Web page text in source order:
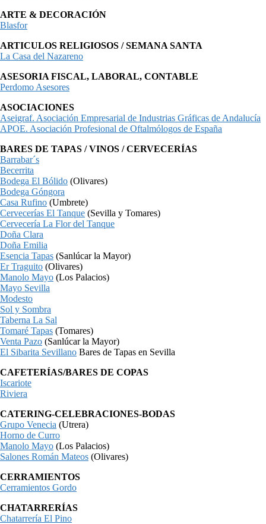
ARTE & DECORACIÓN
Blasfor
ARTICULOS RELIGIOSOS / SEMANA SANTA
La Casa del Nazareno
ASESORIA FISCAL, LABORAL, CONTABLE
Perdomo Asesores
ASOCIACIONES
Aseigraf. Asociación Empresarial de Industrias Gráficas de Andalucía
APOE. Asociación Profesional de Oftalmólogos de España
BARES DE TAPAS / VINOS / CERVECERÍAS
Barrabar´s
Becerrita
Bodega El Bólido (Olivares)
Bodega Góngora
Casa Rufino (Umbrete)
Cervecerías El Tanque (Sevilla y Tomares)
Cervecería La Flor del Tanque
Doña Clara
Doña Emilia
Esencia Tapas (Sanlúcar la Mayor)
Er Traguito (Olivares)
Manolo Mayo (Los Palacios)
Mayo Sevilla
Modesto
Sol y Sombra
Taberna La Sal
Tomaré Tapas (Tomares)
Venta Pazo (Sanlúcar la Mayor)
El Sibarita Sevillano Bares de Tapas en Sevilla
CAFETERÍAS/BARES DE COPAS
Iscariote
Riviera
CATERING-CELEBRACIONES-BODAS
Grupo Venecia (Utrera)
Horno de Curro
Manolo Mayo (Los Palacios)
Salones Román Mateos (Olivares)
CERRAMIENTOS
Cerramientos Gordo
CHATARRERÍAS
Chatarrería El Pino